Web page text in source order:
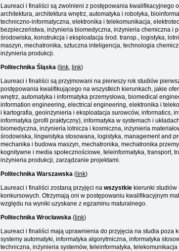
Laureaci i finaliści są zwolnieni z postępowania kwalifikacyjnego
architektura, architektura wnętrz, automatyka i robotyka,
techniczno-informatyczna, elektronika i telekomunikacja,
bezpieczeństwa, inżynieria biomedyczna, inżynieria chemiczna i
środowiska, konstrukcja i eksploatacja środ. transp., logistyka,
maszyn, mechatronika, sztuczna inteligencja, technologia
inżynieria produkcji.
Politechnika Śląska ( link, link)
Laureaci i finaliści są przyjmowani na pierwszy rok studiów
postępowania kwalifikującego na wszystkich kierunkach, jakie
wnętrz, automatyka i informatyka przemysłowa, biomedical
information engineering, electrical engineering, elektronika i
i kartografia, geoinżynieria i eksploatacja surowców, informatics,
informatyka (profil praktyczny), informatyka w systemach i
biomedyczna, inżynieria lotnicza i kosmiczna, inżynieria
środowiska, lingwistyka stosowana, logistyka, management and
mechanika i budowa maszyn, mechatronika, mechatronika
kognitywne i media społecznościowe, teleinformatyka, transport,
inżynieria produkcji, zarządzanie projektami.
Politechnika Warszawska ( link)
Laureaci i finaliści zostaną przyjęci na wszystkie kierunki studiów
konkursowych. Otrzymają oni w postępowaniu kwalifikacyjnym
względu na wyniki uzyskane z egzaminu maturalnego.
Politechnika Wrocławska ( link)
Laureaci i finaliści mają uprawnienia do przyjęcia na studia poza
systemy automatyki, informatyka algorytmiczna, informatyka
techniczna, inżynieria systemów, teleinformatyka,